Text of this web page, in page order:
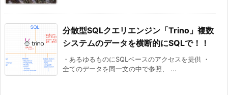
分散型SQLクエリエンジン「Trino」複数
システムのデータを横断的にSQLで！！
・あるゆるものにSQLベースのアクセスを提供 ・
全てのデータを同一文の中で参照、 ...